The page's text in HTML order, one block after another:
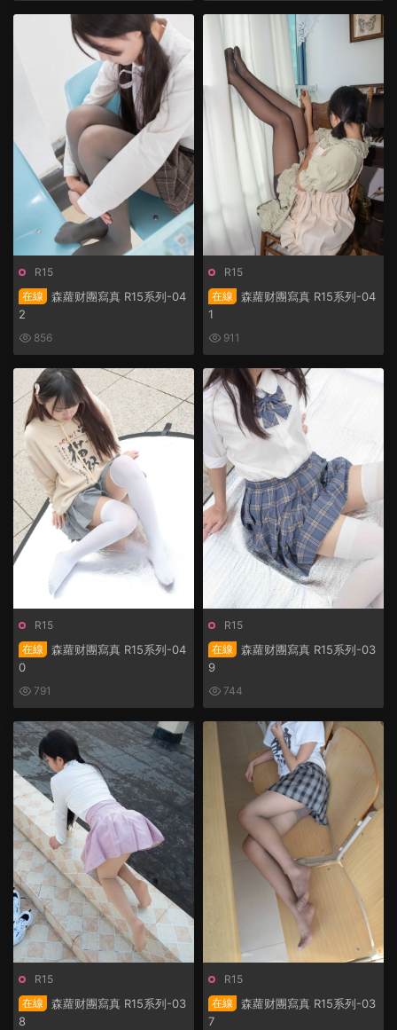
R15
在線
森蘿财團寫真 R15系列-04
2
856
R15
在線
森蘿财團寫真 R15系列-04
1
911
R15
在線
森蘿财團寫真 R15系列-04
0
791
R15
在線
森蘿财團寫真 R15系列-03
9
744
R15
在線
森蘿财團寫真 R15系列-03
8
R15
在線
森蘿财團寫真 R15系列-03
7